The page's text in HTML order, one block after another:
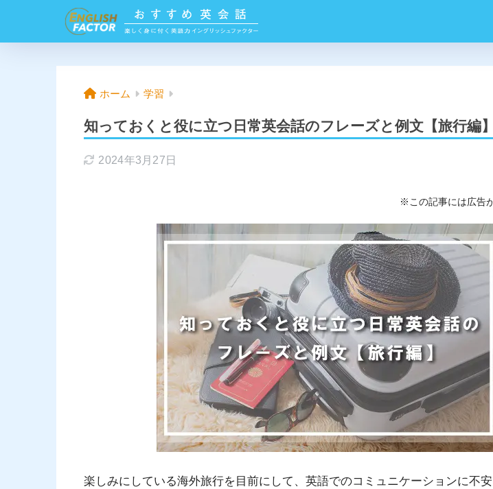
ホーム 学習
知っておくと役に立つ日常英会話のフレーズと例文【旅行編】
2024年3月27日
※この記事には広告
楽しみにしている海外旅行を目前にして、英語でのコミュニケーションに不